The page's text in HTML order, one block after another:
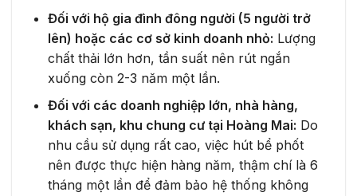
Đối với hộ gia đình đông người (5 người trở
lên) hoặc các cơ sở kinh doanh nhỏ: Lượng
chất thải lớn hơn, tần suất nên rút ngắn
xuống còn 2-3 năm một lần.
Đối với các doanh nghiệp lớn, nhà hàng,
khách sạn, khu chung cư tại Hoàng Mai: Do
nhu cầu sử dụng rất cao, việc hút bể phốt
nên được thực hiện hàng năm, thậm chí là 6
tháng một lần để đảm bảo hệ thống không